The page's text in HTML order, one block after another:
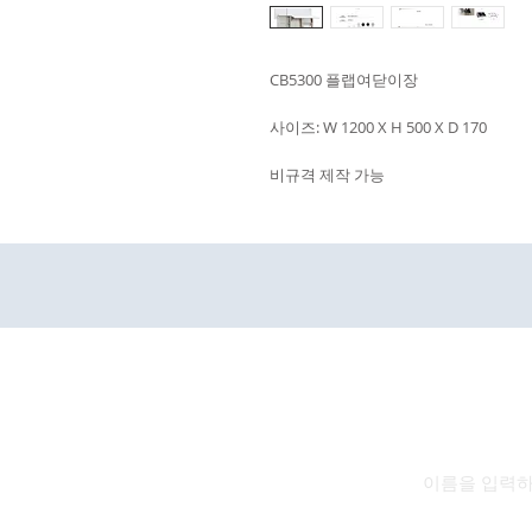
CB5300 플랩여닫이장
사이즈: W 1200 X H 500 X D 170
비규격 제작 가능